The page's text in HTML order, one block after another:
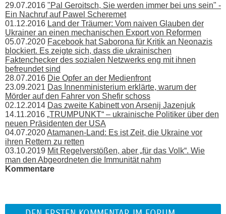
29.07.2016 "Pal Geroitsch, Sie werden immer bei uns sein" -
Ein Nachruf auf Pawel Scheremet
01.12.2016 Land der Träumer: Vom naiven Glauben der
Ukrainer an einen mechanischen Export von Reformen
05.07.2020 Facebook hat Saborona für Kritik an Neonazis
blockiert. Es zeigte sich, dass die ukrainischen
Faktenchecker des sozialen Netzwerks eng mit ihnen
befreundet sind
28.07.2016 Die Opfer an der Medienfront
23.09.2021 Das Innenministerium erklärte, warum der
Mörder auf den Fahrer von Shefir schoss
02.12.2014 Das zweite Kabinett von Arsenij Jazenjuk
14.11.2016 „TRUMPUNKT“ – ukrainische Politiker über den
neuen Präsidenten der USA
04.07.2020Atamanen-Land: Es ist Zeit, die Ukraine vor
ihren Rettern zu retten
03.10.2019 Mit Regelverstößen, aber „für das Volk“. Wie
man den Abgeordneten die Immunität nahm
Kommentare